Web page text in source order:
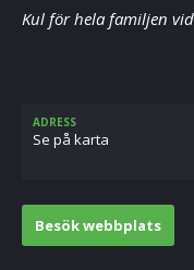
Kul för hela familjen
ADRESS
Se på karta
Besök webbplats